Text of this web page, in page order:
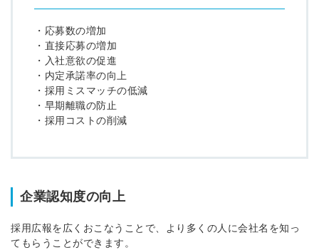
・応募数の増加
・直接応募の増加
・入社意欲の促進
・内定承諾率の向上
・採用ミスマッチの低減
・早期離職の防止
・採用コストの削減
企業認知度の向上
採用広報を広くおこなうことで、より多くの人に会社名を知っ
てもらうことができます。